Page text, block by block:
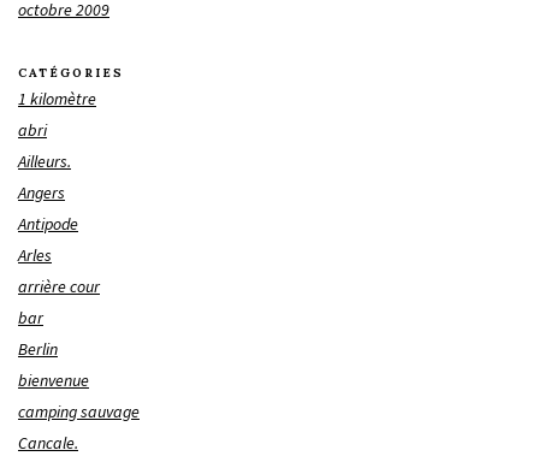
octobre 2009
CATÉGORIES
1 kilomètre
abri
Ailleurs.
Angers
Antipode
Arles
arrière cour
bar
Berlin
bienvenue
camping sauvage
Cancale.